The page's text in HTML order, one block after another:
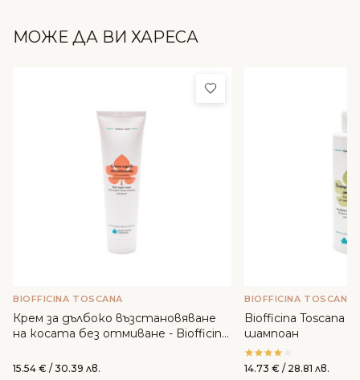
МОЖЕ ДА ВИ ХАРЕСА
Добави в любими
BIOFFICINA TOSCANA
Крем за дълбоко възстановяване
на косата без отмиване - Biofficina
15.54 € / 30.39 лв.
BIOFFICINA TOSCANA
Biofficina Toscana
шампоан
14.73 € / 28.81 лв.